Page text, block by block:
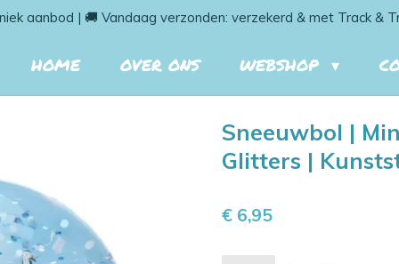
aanbod | 🚚 Vandaag verzonden: verzekerd & met Track &
HOME OVER ONS WEBSHOP
Sneeuwbol |
Glitters |
€ 6,95